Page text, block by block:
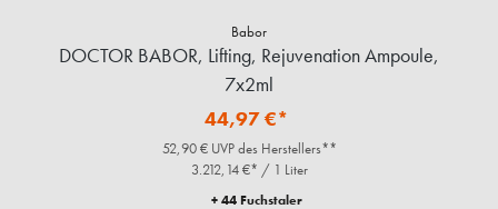
Babor
DOCTOR BABOR, Lifting, Rejuvenation Ampoule,
7x2ml
44,97 €*
52,90 € UVP des Herstellers**
3.212,14 €* / 1 Liter
+ 44 Fuchstaler